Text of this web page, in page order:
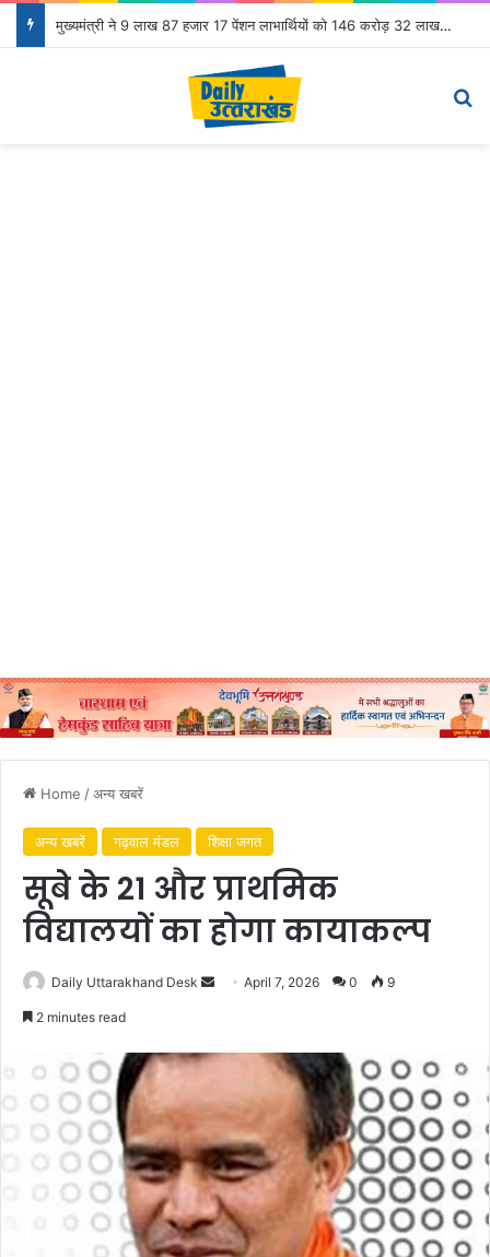
मुख्यमंत्री ने 9 लाख 87 हजार 17 पेंशन लाभार्थियों को 146 करोड़ 32 लाख की पेंशन राशि का किया भुगतान
Home /अन्य खबरें
अन्य खबरें गढ़वाल मंडल शिक्षा जगत
सूबे के 21 और प्राथमिक
विद्यालयों का होगा कायाकल्प
Daily Uttarakhand Desk
d
n
e
m
a
i
l
April 7, 2026 0 9
2 minutes read